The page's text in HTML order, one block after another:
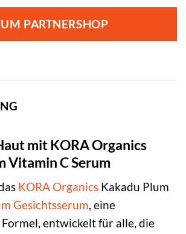
PARTNERSHOP
mit KORA Organics
Vitamin C Serum
KORA Organics Kakadu Plum
Gesichtsserum, eine
entwickelt für alle, die